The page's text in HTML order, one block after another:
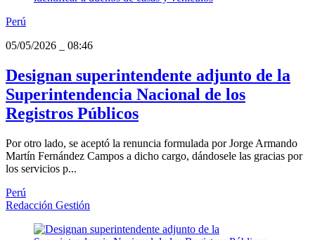
Perú
05/05/2026
08:46
Designan superintendente adjunto de la
Superintendencia Nacional de los
Registros Públicos
Por otro lado, se aceptó la renuncia formulada por Jorge Armando
Martín Fernández Campos a dicho cargo, dándosele las gracias por
los servicios p...
Perú
Redacción Gestión